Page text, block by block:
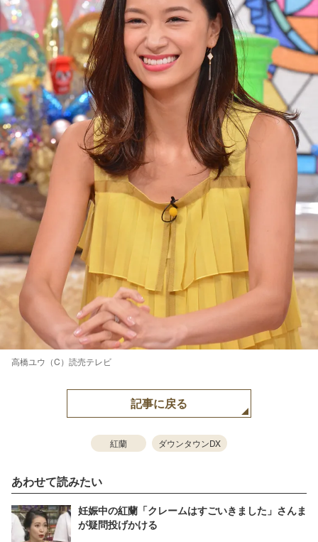
高橋ユウ（C）読売テレビ
記事に戻る
紅蘭 ダウンタウンDX
あわせて読みたい
妊娠中の紅蘭「クレームはすごいきました」さんま
が疑問投げかける